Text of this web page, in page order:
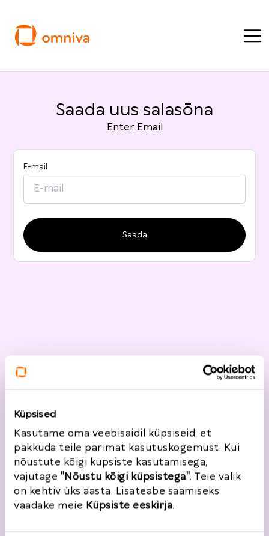
Küpsised
Kasutame oma veebisaidil küpsiseid, et
pakkuda teile parimat kasutuskogemust. Kui
nõustute kõigi küpsiste kasutamisega,
vajutage "Nõustu kõigi küpsistega". Teie valik
on kehtiv üks aasta. Lisateabe saamiseks
vaadake meie Küpsiste eeskirja.
Saada uus salasõna
Enter Email
E-mail